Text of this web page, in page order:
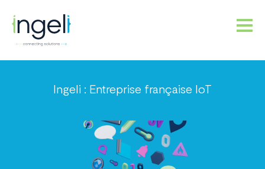
Ingeli : Entreprise française IoT
NOS PRODUITS